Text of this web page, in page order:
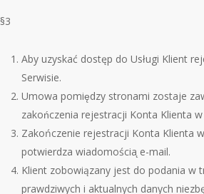
§3
Aby uzyskać dostęp do Usługi Klient
Serwisie.
Umowa pomiędzy stronami zostaje
zakończenia rejestracji Konta Klienta w
Zakończenie rejestracji Konta Klienta
potwierdza wiadomościa ̨ e-mail.
Klient zobowiązany jest do podania w
prawdziwych i aktualnych danych